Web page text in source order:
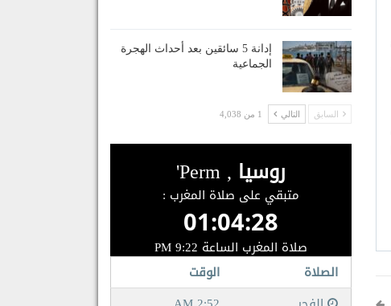
إدانة 5 سائقين بعد أحداث الهجرة
الجماعية
السابق التالي 1 من 4,038